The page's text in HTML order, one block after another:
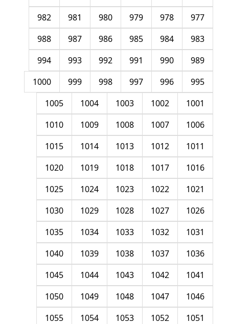
977
978
979
980
981
982
983
984
985
986
987
988
989
990
991
992
993
994
995
996
997
998
999
1000
1001
1002
1003
1004
1005
1006
1007
1008
1009
1010
1011
1012
1013
1014
1015
1016
1017
1018
1019
1020
1021
1022
1023
1024
1025
1026
1027
1028
1029
1030
1031
1032
1033
1034
1035
1036
1037
1038
1039
1040
1041
1042
1043
1044
1045
1046
1047
1048
1049
1050
1051
1052
1053
1054
1055